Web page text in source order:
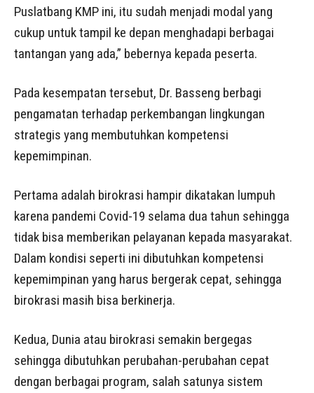
Puslatbang KMP ini, itu sudah menjadi modal yang
cukup untuk tampil ke depan menghadapi berbagai
tantangan yang ada,” bebernya kepada peserta.
Pada kesempatan tersebut, Dr. Basseng berbagi
pengamatan terhadap perkembangan lingkungan
strategis yang membutuhkan kompetensi
kepemimpinan.
Pertama adalah birokrasi hampir dikatakan lumpuh
karena pandemi Covid-19 selama dua tahun sehingga
tidak bisa memberikan pelayanan kepada masyarakat.
Dalam kondisi seperti ini dibutuhkan kompetensi
kepemimpinan yang harus bergerak cepat, sehingga
birokrasi masih bisa berkinerja.
Kedua, Dunia atau birokrasi semakin bergegas
sehingga dibutuhkan perubahan-perubahan cepat
dengan berbagai program, salah satunya sistem